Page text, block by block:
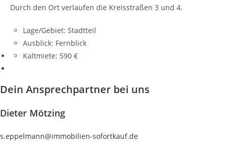
Durch den Ort verlaufen die Kreisstraßen 3 und 4.
Lage/Gebiet: Stadtteil
Ausblick: Fernblick
Kaltmiete: 590 €
Dein Ansprechpartner bei uns
Dieter Mötzing
s.eppelmann@immobilien-sofortkauf.de